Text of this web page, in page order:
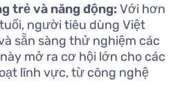
trẻ và năng động: Với hơn
người tiêu dùng Việt
sẵn sàng thử nghiệm các
mở ra cơ hội lớn cho các
lĩnh vực, từ công nghệ